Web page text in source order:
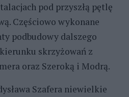
pod przyszłą pętlę
Częściowo wykonane
podbudowy dalszego
skrzyżowań z
oraz Szeroką i Modrą.
Szafera niewielkie